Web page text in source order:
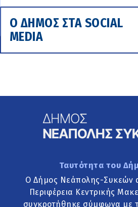
Ο ΔΗΜΟΣ ΣΤΑ SOCIAL
MEDIA
Ταυτότητα του
Ο Δήμος Νεάπολης-Συκεών
Περιφέρεια Κεντρικής
συγκροτήθηκε σύμφωνα με